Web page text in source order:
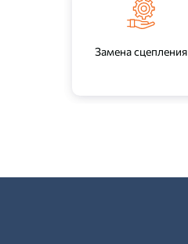
Замена сцепления